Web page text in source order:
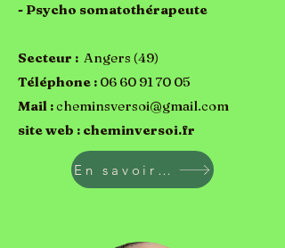
- Psycho somatothérapeute
Secteur : Angers (49)
Téléphone : 06 60 91 70 05
Mail :cheminsversoi@gmail.com
site web : cheminversoi.fr
En savoir plus